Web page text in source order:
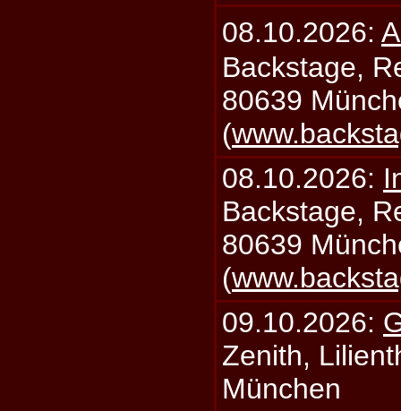
08.10.2026:
Backstage,
80639
(
08.10.2026:
Backstage,
80639
(
09.10.2026:
Zenith,
München